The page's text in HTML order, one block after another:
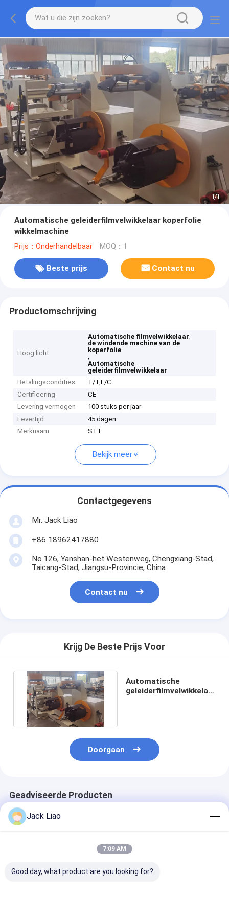
1/1
Automatische geleiderfilmvelwikkelaar koperfolie
wikkelmachine
Prijs：Onderhandelbaar MOQ：1
Beste prijs Contact nu
Productomschrijving
Hoog licht
Automatische filmvelwikkelaar,
de windende machine van de
koperfolie
,
Automatische
geleiderfilmvelwikkelaar
Betalingscondities
T/T,L/C
Certificering
CE
Levering vermogen
100 stuks per jaar
Levertijd
45 dagen
Merknaam
STT
Bekijk meer
Contactgegevens
Mr. Jack Liao
+86 18962417880
No.126, Yanshan-het Westenweg, Chengxiang-Stad,
Taicang-Stad, Jiangsu-Provincie, China
Contact nu
Krijg De Beste Prijs Voor
Automatische
geleiderfilmvelwikkelaar
Doorgaan
Geadviseerde Producten
Jack Liao
7:09 AM
Good day, what product are you looking for?